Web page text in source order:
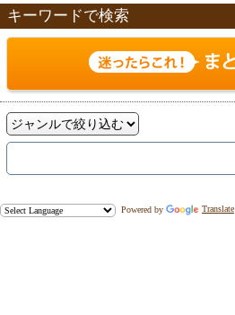
キーワードで検索
Powered by Translate